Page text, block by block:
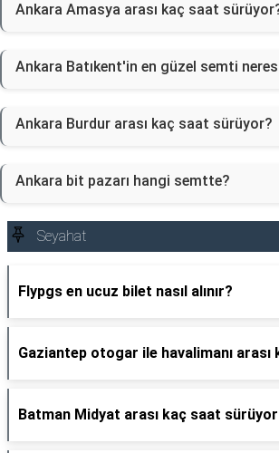
Ankara Amasya arası kaç saat
Ankara Batıkent'in en güzel semti
Ankara Burdur arası kaç saat sürüyor?
Ankara bit pazarı hangi semtte?
Seyahat
Flypgs en ucuz bilet nasıl alınır?
Gaziantep otogar ile havalimanı arası
Batman Midyat arası kaç saat